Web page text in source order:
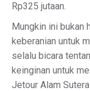
Rp325 jutaan.
Mungkin ini bukan
keberanian untuk
selalu bicara
keinginan untuk
Jetour Alam